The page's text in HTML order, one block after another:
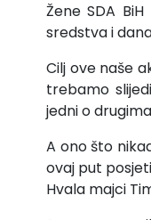
Žene SDA
sredstva i
Cilj ove naše
trebamo
jedni o
A ono što
ovaj put
Hvala majci